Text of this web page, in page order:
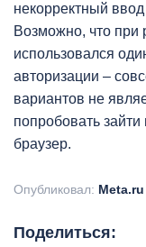
некорректный
Возможно, что при
использовался
авторизации –
вариантов не
попробовать
браузер.
Опубликовал: Meta.ru
Поделиться: